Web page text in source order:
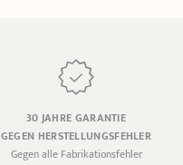
30 JAHRE GARANTIE
GEGEN HERSTELLUNGSFEHLER
Gegen alle Fabrikationsfehler